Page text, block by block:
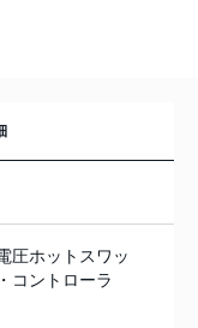
圧ホットスワッ
コントローラ